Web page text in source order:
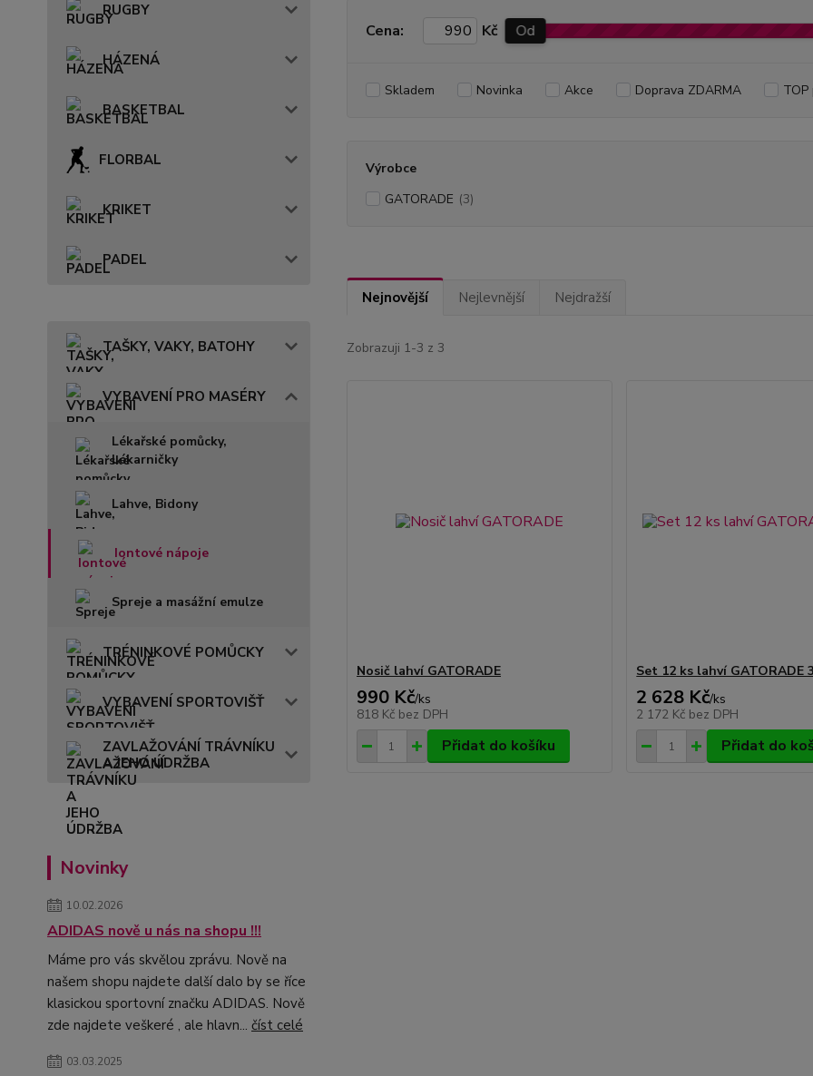
RUGBY
HÁZENÁ
BASKETBAL
FLORBAL
KRIKET
PADEL
TAŠKY, VAKY, BATOHY
VYBAVENÍ PRO MASÉRY
Lékařské pomůcky,
Lékarničky
Lahve, Bidony
Iontové nápoje
Spreje a masážní emulze
TRÉNINKOVÉ POMŮCKY
VYBAVENÍ SPORTOVIŠŤ
ZAVLAŽOVÁNÍ TRÁVNÍKU
A JEHO ÚDRŽBA
Novinky
10.02.2026
ADIDAS nově u nás na shopu !!!
Máme pro vás skvělou zprávu. Nově na
našem shopu najdete další dalo by se říce
klasickou sportovní značku ADIDAS. Nově
zde najdete veškeré , ale hlavn... číst celé
03.03.2025
Cena: Kč Od
Skladem Novinka Akce Doprava ZDARMA
Výrobce
GATORADE (3)
Nejnovější Nejlevnější Nejdražší
Zobrazuji 1-3 z 3
Nosič lahví GATORADE
990 Kč/ks
818 Kč bez DPH
Přidat do košíku
Set 12 ks lahví GATORADE
2 628 Kč/ks
2 172 Kč bez DPH
Přidat do